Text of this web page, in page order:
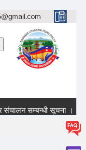
सम्बन्धी सूचना ।